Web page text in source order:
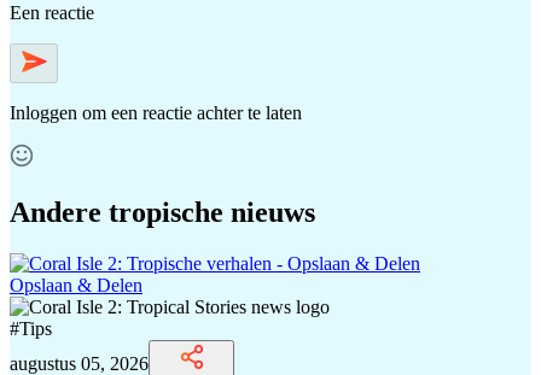
Een reactie
Inloggen om een reactie achter te laten
Andere tropische nieuws
Opslaan & Delen
#Tips
augustus 05, 2026